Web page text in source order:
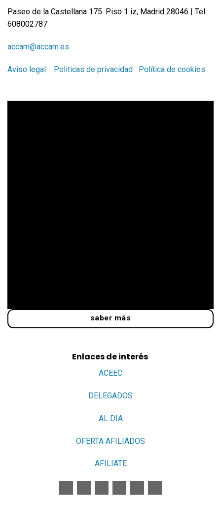
Paseo de la Castellana 175. Piso 1 iz, Madrid 28046 | Tel:
608002787
accam@accam.es
Aviso legal Politicas de privacidad Política de cookies
saber más
Enlaces de interés
ACEEC
DELEGADOS
AL DIA
OFERTA AFILIADOS
AFILIATE